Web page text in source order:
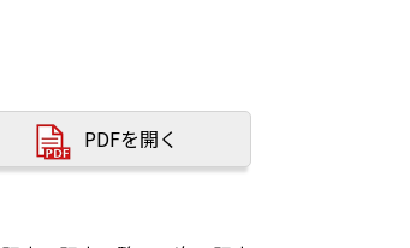
PDFを開く